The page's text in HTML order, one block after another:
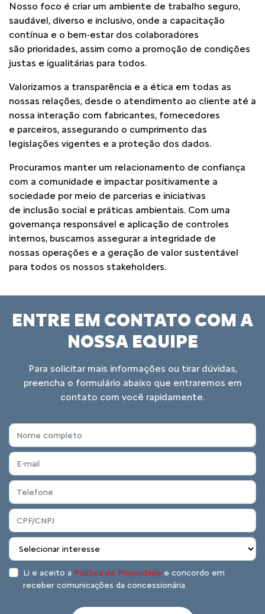
Nosso foco é criar um ambiente de trabalho seguro,
saudável, diverso e inclusivo, onde a capacitação
contínua e o bem-estar dos colaboradores
são prioridades, assim como a promoção de condições
justas e igualitárias para todos.
Valorizamos a transparência e a ética em todas as
nossas relações, desde o atendimento ao cliente até a
nossa interação com fabricantes, fornecedores
e parceiros, assegurando o cumprimento das
legislações vigentes e a proteção dos dados.
Procuramos manter um relacionamento de confiança
com a comunidade e impactar positivamente a
sociedade por meio de parcerias e iniciativas
de inclusão social e práticas ambientais. Com uma
governança responsável e aplicação de controles
internos, buscamos assegurar a integridade de
nossas operações e a geração de valor sustentável
para todos os nossos stakeholders.
ENTRE EM CONTATO COM A
NOSSA EQUIPE
Para solicitar mais informações ou tirar dúvidas,
preencha o formulário abaixo que entraremos em
contato com você rapidamente.
Li e aceito a Política de Privacidade e concordo em
receber comunicações da concessionária.